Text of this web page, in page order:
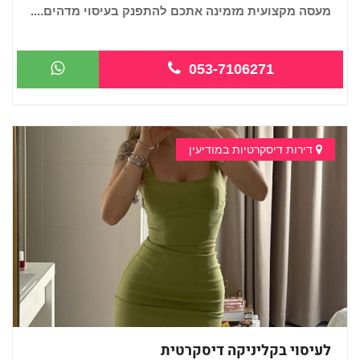
מעסה מקצועית מזמינה אתכם להתפנק בעיסוי מדהים....
053-7106271
דירות דיסקרטיות במודיעין
לעיסוי בקליניקה דיסקרטית